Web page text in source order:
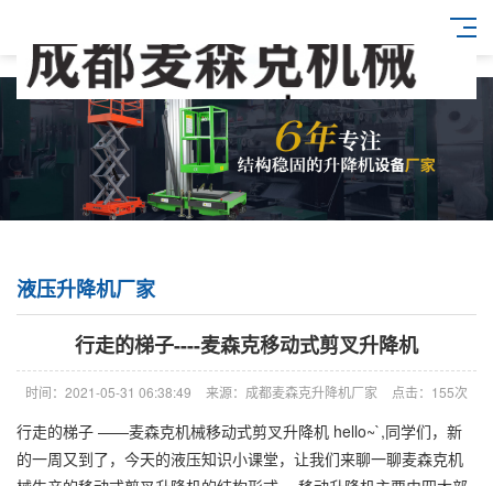
液压升降机厂家
行走的梯子----麦森克移动式剪叉升降机
时间：2021-05-31 06:38:49 来源：成都麦森克升降机厂家 点击：155次
行走的梯子 ——麦森克机械移动式剪叉升降机 hello~`,同学们，新
的一周又到了，今天的液压知识小课堂，让我们来聊一聊麦森克机